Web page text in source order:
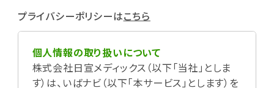
プライバシーポリシーはこちら
個人情報の取り扱いについて
株式会社日宣メディックス（以下「当社」としま
す）は、いばナビ（以下「本サービス」とします）を